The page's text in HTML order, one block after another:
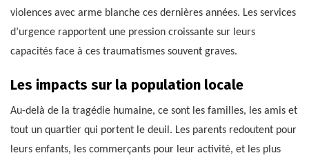
violences avec arme blanche ces dernières années. Les services
d’urgence rapportent une pression croissante sur leurs
capacités face à ces traumatismes souvent graves.
Les impacts sur la population locale
Au-delà de la tragédie humaine, ce sont les familles, les amis et
tout un quartier qui portent le deuil. Les parents redoutent pour
leurs enfants, les commerçants pour leur activité, et les plus